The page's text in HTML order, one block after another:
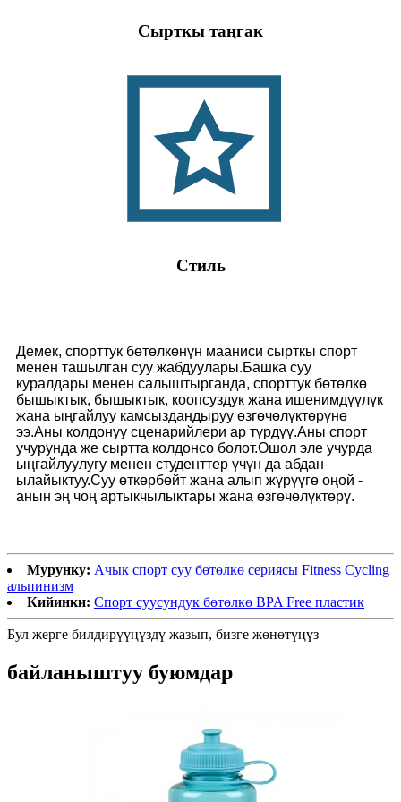
Сырткы таңгак
Стиль
Демек, спорттук бөтөлкөнүн мааниси сырткы спорт
менен ташылган суу жабдуулары.Башка суу
куралдары менен салыштырганда, спорттук бөтөлкө
бышыктык, бышыктык, коопсуздук жана ишенимдүүлүк
жана ыңгайлуу камсыздандыруу өзгөчөлүктөрүнө
ээ.Аны колдонуу сценарийлери ар түрдүү.Аны спорт
учурунда же сыртта колдонсо болот.Ошол эле учурда
ыңгайлуулугу менен студенттер үчүн да абдан
ылайыктуу.Суу өткөрбөйт жана алып жүрүүгө оңой -
анын эң чоң артыкчылыктары жана өзгөчөлүктөрү.
Мурунку: Ачык спорт суу бөтөлкө сериясы Fitness Cycling
альпинизм
Кийинки: Спорт суусундук бөтөлкө BPA Free пластик
Бул жерге билдирүүңүздү жазып, бизге жөнөтүңүз
байланыштуу буюмдар